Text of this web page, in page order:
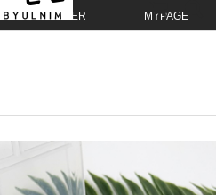
ORDER MYPAGE